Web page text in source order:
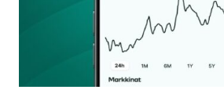
Sähköpostiosoitettasi ei julkaista.
kentät on merkitty
*
Kommentti*